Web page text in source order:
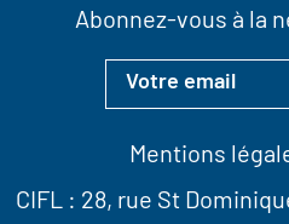
Abonnez-vous à la
Mentions
CIFL : 28, rue St